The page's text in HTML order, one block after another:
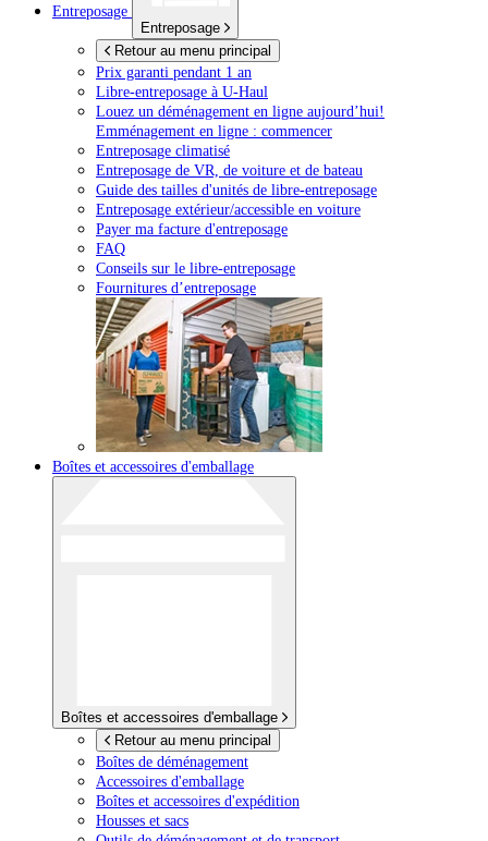
Entreposage
Entreposage
Retour au menu principal
Prix garanti pendant 1 an
Libre-entreposage à U-Haul
Louez un déménagement en ligne aujourd’hui!
Emménagement en ligne : commencer
Entreposage climatisé
Entreposage de VR, de voiture et de bateau
Guide des tailles d'unités de libre-entreposage
Entreposage extérieur/accessible en voiture
Payer ma facture d'entreposage
FAQ
Conseils sur le libre-entreposage
Fournitures d’entreposage
Boîtes et accessoires d'emballage
Boîtes et accessoires d'emballage
Retour au menu principal
Boîtes de déménagement
Accessoires d'emballage
Boîtes et accessoires d'expédition
Housses et sacs